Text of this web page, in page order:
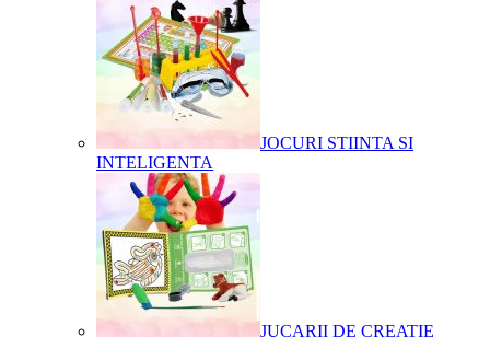
JOCURI STIINTA SI
INTELIGENTA
JUCARII DE CREATIE